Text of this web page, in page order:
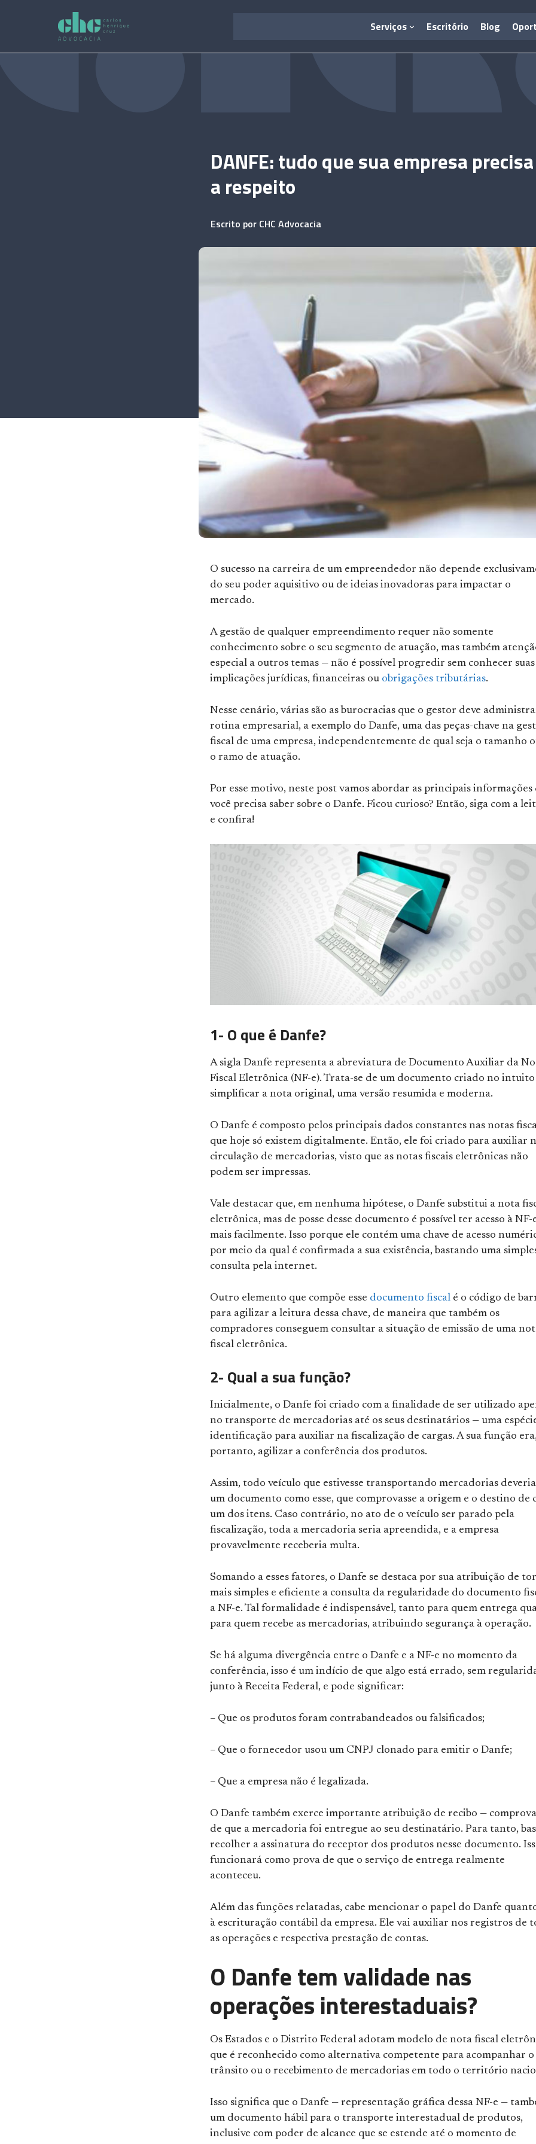
Serviços Escritório Blog
DANFE: tudo que sua empresa
a respeito
Escrito por CHC Advocacia
O sucesso na carreira de um empreendedor não depende
do seu poder aquisitivo ou de ideias inovadoras para impactar o
mercado.
A gestão de qualquer empreendimento requer não somente
conhecimento sobre o seu segmento de atuação, mas também
especial a outros temas — não é possível progredir sem conhecer suas
implicações jurídicas, financeiras ou obrigações tributárias.
Nesse cenário, várias são as burocracias que o gestor deve
rotina empresarial, a exemplo do Danfe, uma das peças-chave na
fiscal de uma empresa, independentemente de qual seja o tamanho
o ramo de atuação.
Por esse motivo, neste post vamos abordar as principais informações
você precisa saber sobre o Danfe. Ficou curioso? Então, siga com a
e confira!
1- O que é Danfe?
A sigla Danfe representa a abreviatura de Documento Auxiliar da
Fiscal Eletrônica (NF-e). Trata-se de um documento criado no intuito
simplificar a nota original, uma versão resumida e moderna.
O Danfe é composto pelos principais dados constantes nas notas
que hoje só existem digitalmente. Então, ele foi criado para auxiliar
circulação de mercadorias, visto que as notas fiscais eletrônicas não
podem ser impressas.
Vale destacar que, em nenhuma hipótese, o Danfe substitui a nota
eletrônica, mas de posse desse documento é possível ter acesso à NF-
mais facilmente. Isso porque ele contém uma chave de acesso
por meio da qual é confirmada a sua existência, bastando uma
consulta pela internet.
Outro elemento que compõe esse documento fiscal é o código de
para agilizar a leitura dessa chave, de maneira que também os
compradores conseguem consultar a situação de emissão de uma
fiscal eletrônica.
2- Qual a sua função?
Inicialmente, o Danfe foi criado com a finalidade de ser utilizado
no transporte de mercadorias até os seus destinatários — uma
identificação para auxiliar na fiscalização de cargas. A sua função
portanto, agilizar a conferência dos produtos.
Assim, todo veículo que estivesse transportando mercadorias
um documento como esse, que comprovasse a origem e o destino de
um dos itens. Caso contrário, no ato de o veículo ser parado pela
fiscalização, toda a mercadoria seria apreendida, e a empresa
provavelmente receberia multa.
Somando a esses fatores, o Danfe se destaca por sua atribuição de
mais simples e eficiente a consulta da regularidade do documento
a NF-e. Tal formalidade é indispensável, tanto para quem entrega
para quem recebe as mercadorias, atribuindo segurança à operação.
Se há alguma divergência entre o Danfe e a NF-e no momento da
conferência, isso é um indício de que algo está errado, sem
junto à Receita Federal, e pode significar:
– Que os produtos foram contrabandeados ou falsificados;
– Que o fornecedor usou um CNPJ clonado para emitir o Danfe;
– Que a empresa não é legalizada.
O Danfe também exerce importante atribuição de recibo —
de que a mercadoria foi entregue ao seu destinatário. Para tanto,
recolher a assinatura do receptor dos produtos nesse documento.
funcionará como prova de que o serviço de entrega realmente
aconteceu.
Além das funções relatadas, cabe mencionar o papel do Danfe
à escrituração contábil da empresa. Ele vai auxiliar nos registros de
as operações e respectiva prestação de contas.
O Danfe tem validade nas
operações interestaduais?
Os Estados e o Distrito Federal adotam modelo de nota fiscal
que é reconhecido como alternativa competente para acompanhar o
trânsito ou o recebimento de mercadorias em todo o território
Isso significa que o Danfe — representação gráfica dessa NF-e —
um documento hábil para o transporte interestadual de produtos,
inclusive com poder de alcance que se estende até o momento de